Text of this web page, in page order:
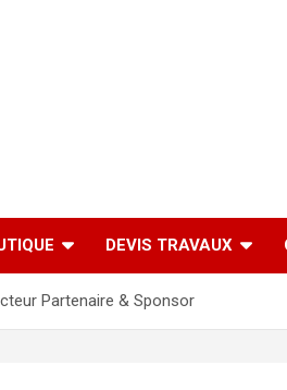
DEVIS TRAVAUX
Partenaire & Sponsor